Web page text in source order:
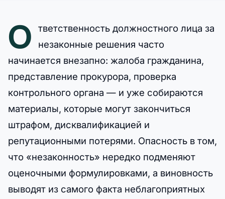
О
тветственность должностного лица за
незаконные решения часто
начинается внезапно: жалоба гражданина,
представление прокурора, проверка
контрольного органа — и уже собираются
материалы, которые могут закончиться
штрафом, дисквалификацией и
репутационными потерями. Опасность в том,
что «незаконность» нередко подменяют
оценочными формулировками, а виновность
выводят из самого факта неблагоприятных